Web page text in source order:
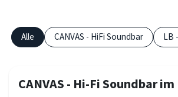
Alle CANVAS - HiFi Soundbar LB
CANVAS - Hi-Fi Soundbar